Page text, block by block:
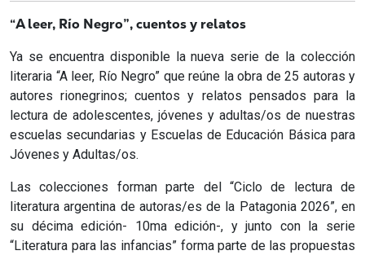
“A leer, Río Negro”, cuentos y relatos
Ya se encuentra disponible la nueva serie de la colección
literaria “A leer, Río Negro” que reúne la obra de 25 autoras y
autores rionegrinos; cuentos y relatos pensados para la
lectura de adolescentes, jóvenes y adultas/os de nuestras
escuelas secundarias y Escuelas de Educación Básica para
Jóvenes y Adultas/os.
Las colecciones forman parte del “Ciclo de lectura de
literatura argentina de autoras/es de la Patagonia 2026”, en
su décima edición- 10ma edición-, y junto con la serie
“Literatura para las infancias” forma parte de las propuestas